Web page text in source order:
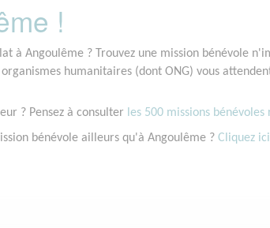
!
à Angoulême ? Trouvez une mission bénévole
humanitaires (dont ONG) vous
? Pensez à consulter les 500 missions
bénévole ailleurs qu'à Angoulême ? Cliquez